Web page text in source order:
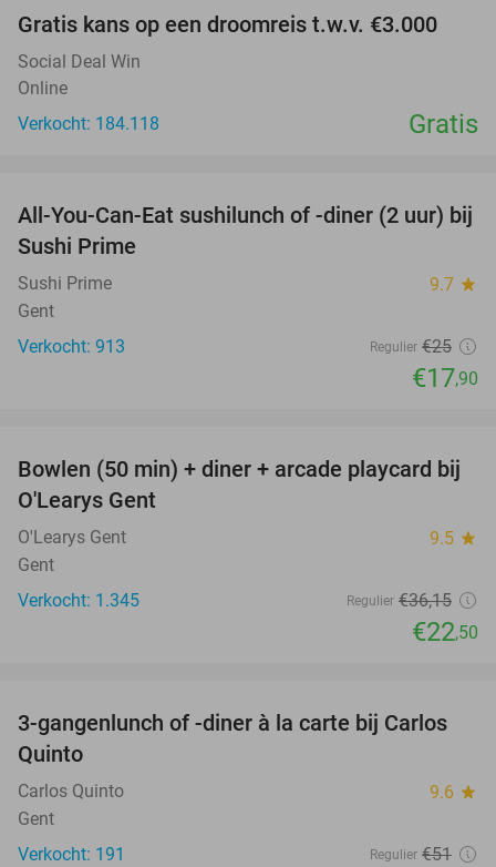
Gratis kans op een droomreis t.w.v. €3.000
Social Deal Win
Online
Verkocht: 184.118
Gratis
28%
All-You-Can-Eat sushilunch of -diner (2 uur) bij
Sushi Prime
Sushi Prime 9.7 star
Gent
Verkocht: 913
Regulier €25
€17,90
38%
Bowlen (50 min) + diner + arcade playcard bij
O'Learys Gent
O'Learys Gent 9.5 star
Gent
Verkocht: 1.345
Regulier €36,15
€22,50
45%
3-gangenlunch of -diner à la carte bij Carlos
Quinto
Carlos Quinto 9.6 star
Gent
Verkocht: 191
Regulier €51